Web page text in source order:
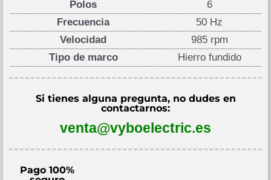
Polos
6
Frecuencia
50 Hz
Velocidad
985 rpm
Tipo de marco
Hierro fundido
Si tienes alguna pregunta, no dudes en
contactarnos:
venta@vyboelectric.es
Pago 100%